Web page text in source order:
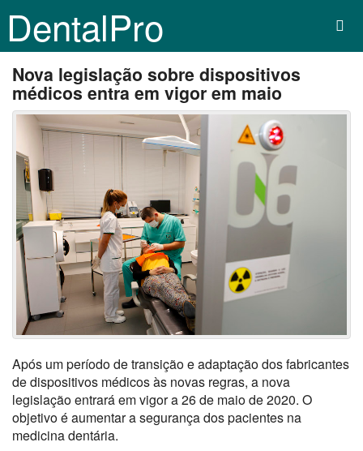
DentalPro
Nova legislação sobre dispositivos
médicos entra em vigor em maio
Após um período de transição e adaptação dos fabricantes
de dispositivos médicos às novas regras, a nova
legislação entrará em vigor a 26 de maio de 2020. O
objetivo é aumentar a segurança dos pacientes na
medicina dentária.